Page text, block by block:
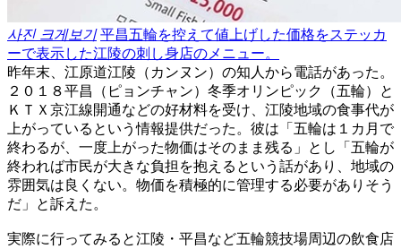
사진 크게보기 平昌五輪を控えて値上げした価格をステッカ
ーで表示した江陵の刺し身店のメニュー。
昨年末、江原道江陵（カンヌン）の知人から電話があった。
２０１８平昌（ピョンチャン）冬季オリンピック（五輪）と
ＫＴＸ京江線開通などの好材料を受け、江陵地域の食事代が
上がっているという情報提供だった。彼は「五輪は１カ月で
終わるが、一度上がった物価はそのまま残る」とし「五輪が
終われば市民が大きな負担を抱えるという話があり、地域の
雰囲気は良くない。物価を積極的に管理する必要がありそう
だ」と訴えた。
実際に行ってみると江陵・平昌など五輪競技場周辺の飲食店